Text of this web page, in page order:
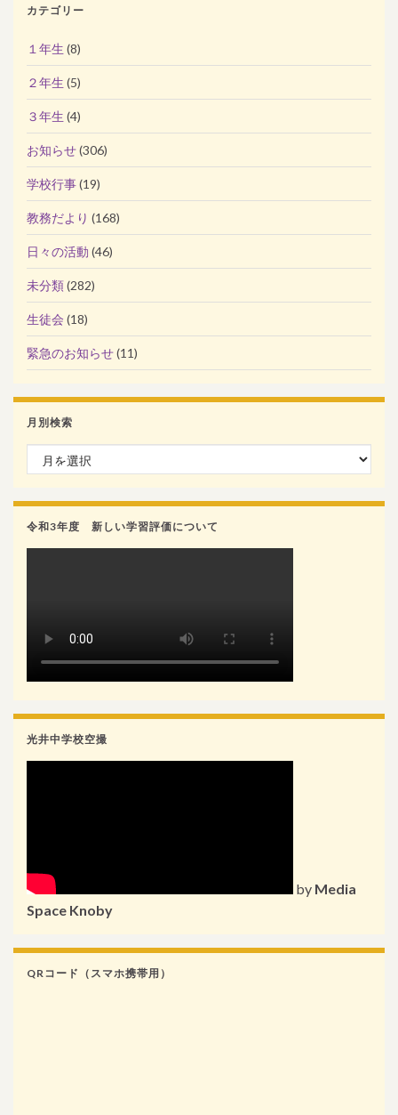
カテゴリー
１年生 (8)
２年生 (5)
３年生 (4)
お知らせ(306)
学校行事(19)
教務だより (168)
日々の活動 (46)
未分類(282)
生徒会 (18)
緊急のお知らせ(11)
月別検索
月別検索
令和3年度 新しい学習評価について
光井中学校空撮
by Media
Space Knoby
QRコード（スマホ携帯用）